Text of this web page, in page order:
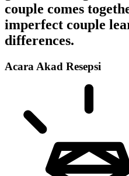
couple comes
imperfect couple
differences.
Acara Akad Resepsi